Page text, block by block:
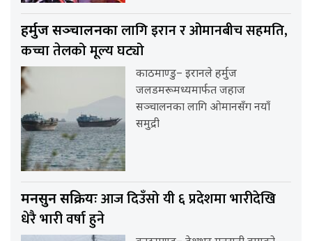
हर्मुज सञ्चालनकालागि इरान र ओमानबीच सहमति,
कच्चा तेलको मूल्य घट्यो
काठमाण्डु– इरानले हर्मुज
जलडमरूमध्यमार्फत जहाज
सञ्चालनका लागि ओमानसँग नयाँ
समुद्री
मनसुन सक्रियःआज दिउँसो यी ६ प्रदेशमा भारीदेखि
धेरै भारी वर्षा हुने